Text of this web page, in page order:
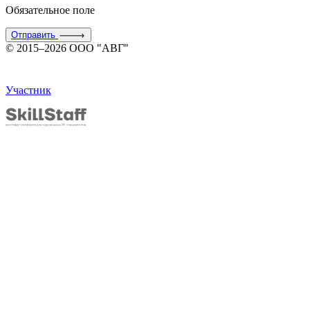
Обязательное поле
Отправить
© 2015–2026 ООО "АВГ"
Участник